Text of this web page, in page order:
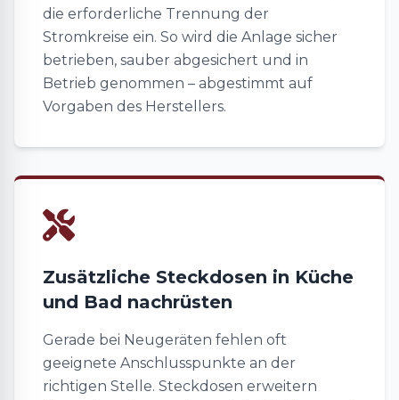
die erforderliche Trennung der
Stromkreise ein. So wird die Anlage sicher
betrieben, sauber abgesichert und in
Betrieb genommen – abgestimmt auf
Vorgaben des Herstellers.
Zusätzliche Steckdosen in Küche
und Bad nachrüsten
Gerade bei Neugeräten fehlen oft
geeignete Anschlusspunkte an der
richtigen Stelle. Steckdosen erweitern